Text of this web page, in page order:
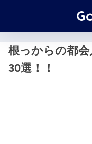
根っからの都
30選！！